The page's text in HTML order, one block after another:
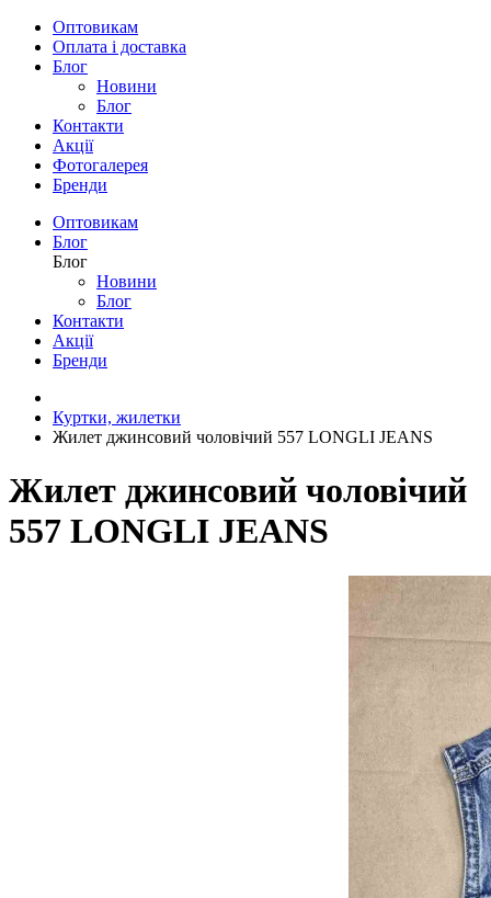
Оптовикам
Оплата і доставка
Блог
Новини
Блог
Контакти
Акції
Фотогалерея
Бренди
Оптовикам
Блог
Блог
Новини
Блог
Контакти
Акції
Бренди
Куртки, жилетки
Жилет джинсовий чоловічий 557 LONGLI JEANS
Жилет джинсовий чоловічий
557 LONGLI JEANS